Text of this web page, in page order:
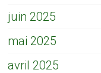
juin 2025
mai 2025
avril 2025